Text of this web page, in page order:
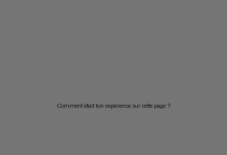
Comment était ton expérience sur cette page ?